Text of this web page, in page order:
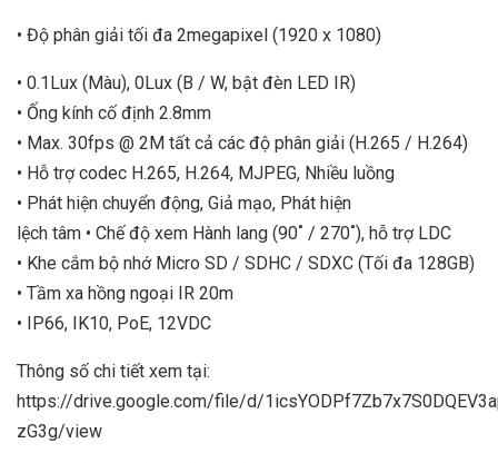
• Độ phân giải tối đa 2megapixel (1920 x 1080)
• 0.1Lux (Màu), 0Lux (B / W, bật đèn LED IR)
• Ống kính cố định 2.8mm
• Max. 30fps @ 2M tất cả các độ phân giải (H.265 / H.264)
• Hỗ trợ codec H.265, H.264, MJPEG, Nhiều luồng
• Phát hiện chuyển động, Giả mạo, Phát hiện
lệch tâm • Chế độ xem Hành lang (90˚ / 270˚), hỗ trợ LDC
• Khe cắm bộ nhớ Micro SD / SDHC / SDXC (Tối đa 128GB)
• Tầm xa hồng ngoại IR 20m
• IP66, IK10, PoE, 12VDC
Thông số chi tiết xem tại:
https://drive.google.com/file/d/
zG3g/view